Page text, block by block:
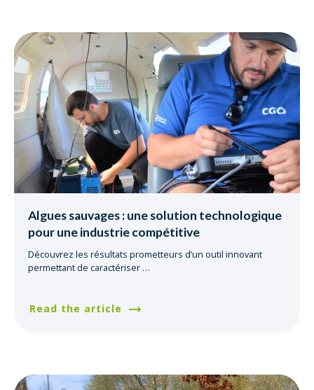
Algues sauvages : une solution technologique
pour une industrie compétitive
Découvrez les résultats prometteurs d’un outil innovant
permettant de caractériser …
Read the article